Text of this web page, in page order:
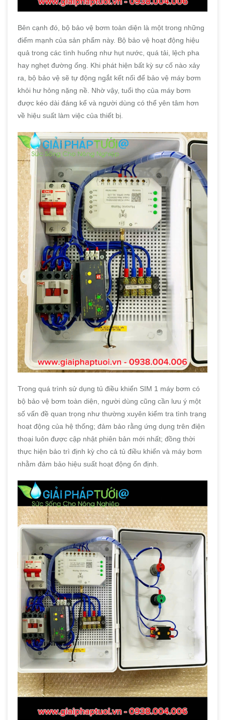
Bên cạnh đó, bộ bảo vệ bơm toàn diện là một trong những
điểm mạnh của sản phẩm này. Bộ bảo vệ hoạt động hiệu
quả trong các tình huống như hụt nước, quá tải, lệch pha
hay nghẹt đường ống. Khi phát hiện bất kỳ sự cố nào xảy
ra, bộ bảo vệ sẽ tự động ngắt kết nối để bảo vệ máy bơm
khỏi hư hỏng nặng nề. Nhờ vậy, tuổi thọ của máy bơm
được kéo dài đáng kể và người dùng có thể yên tâm hơn
về hiệu suất làm việc của thiết bị.
Trong quá trình sử dụng tủ điều khiển SIM 1 máy bơm có
bộ bảo vệ bơm toàn diện, người dùng cũng cần lưu ý một
số vấn đề quan trọng như thường xuyên kiểm tra tình trạng
hoạt động của hệ thống; đảm bảo rằng ứng dụng trên điện
thoại luôn được cập nhật phiên bản mới nhất; đồng thời
thực hiện bảo trì định kỳ cho cả tủ điều khiển và máy bơm
nhằm đảm bảo hiệu suất hoạt động ổn định.